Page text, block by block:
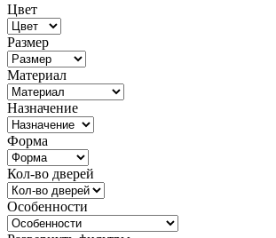
Цвет
Размер
Материал
Назначение
Форма
Кол-во дверей
Особенности